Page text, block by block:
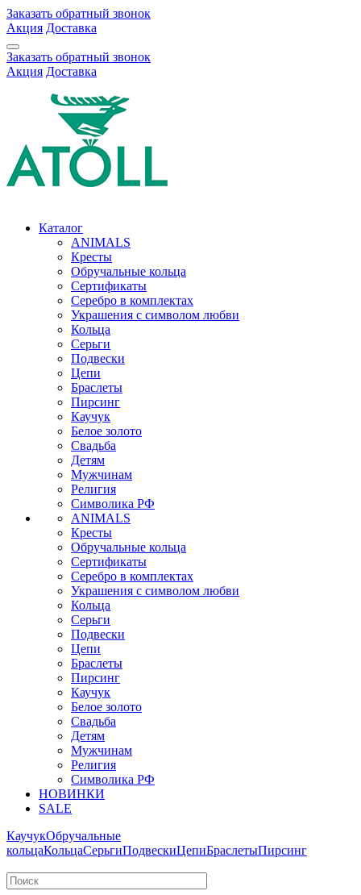
Заказать обратный звонок
Акция Доставка
Заказать обратный звонок
Акция Доставка
Каталог
ANIMALS
Кресты
Обручальные кольца
Сертификаты
Серебро в комплектах
Украшения с символом любви
Кольца
Серьги
Подвески
Цепи
Браслеты
Пирсинг
Каучук
Белое золото
Свадьба
Детям
Мужчинам
Религия
Символика РФ
ANIMALS
Кресты
Обручальные кольца
Сертификаты
Серебро в комплектах
Украшения с символом любви
Кольца
Серьги
Подвески
Цепи
Браслеты
Пирсинг
Каучук
Белое золото
Свадьба
Детям
Мужчинам
Религия
Символика РФ
НОВИНКИ
SALE
КаучукОбручальные
кольцаКольцаСерьгиПодвескиЦепиБраслетыПирсинг